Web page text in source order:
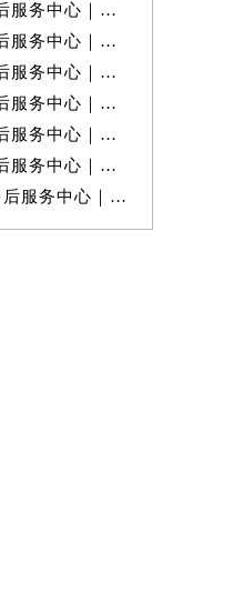
4、重庆浪琴官方售后服务中心｜热线电话及网点地址权威信息公示（2026年
5、重庆浪琴官方售后服务中心｜全新官方地址与24小时热线权威信息公示
6、重庆浪琴官方售后服务中心｜最新维修地址与官方电话权威信息公示（20
7、重庆浪琴官方售后服务中心｜最新地址与官方维修热线权威信息公示（20
8、重庆浪琴官方售后服务中心｜最新电话和官方售后热线权威信息公示（20
9、重庆浪琴官方售后服务中心｜最新热线和全部维修地址权威信息公示（20
10、重庆浪琴官方售后服务中心｜服务电话及详细地址权威信息公示（2026年